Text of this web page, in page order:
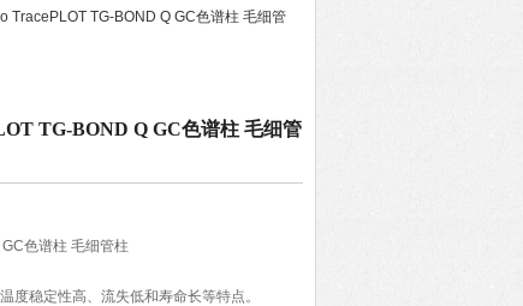
TracePLOT TG-BOND Q GC色谱柱 毛细管
TG-BOND Q GC色谱柱 毛细管
色谱柱 毛细管柱
度稳定性高、流失低和寿命长等特点。